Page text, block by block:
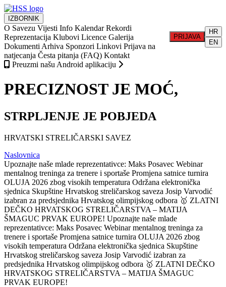
IZBORNIK
O Savezu Vijesti Info Kalendar Rekordi
Reprezentacija Klubovi Licence Galerija
Dokumenti Arhiva Sponzori Linkovi Prijava na
natjecanja Česta pitanja (FAQ) Kontakt
PRIJAVA
HR
EN
Preuzmi našu Android aplikaciju
PRECIZNOST JE MOĆ,
STRPLJENJE JE POBJEDA
HRVATSKI STRELIČARSKI SAVEZ
Naslovnica
Upoznajte naše mlade reprezentativce: Maks Posavec Webinar
mentalnog treninga za trenere i sportaše Promjena satnice turnira
OLUJA 2026 zbog visokih temperatura Održana elektronička
sjednica Skupštine Hrvatskog streličarskog saveza Josip Varvodić
izabran za predsjednika Hrvatskog olimpijskog odbora 🥇 ZLATNI
DEČKO HRVATSKOG STRELIČARSTVA – MATIJA
ŠMAGUC PRVAK EUROPE! Upoznajte naše mlade
reprezentativce: Maks Posavec Webinar mentalnog treninga za
trenere i sportaše Promjena satnice turnira OLUJA 2026 zbog
visokih temperatura Održana elektronička sjednica Skupštine
Hrvatskog streličarskog saveza Josip Varvodić izabran za
predsjednika Hrvatskog olimpijskog odbora 🥇 ZLATNI DEČKO
HRVATSKOG STRELIČARSTVA – MATIJA ŠMAGUC
PRVAK EUROPE!